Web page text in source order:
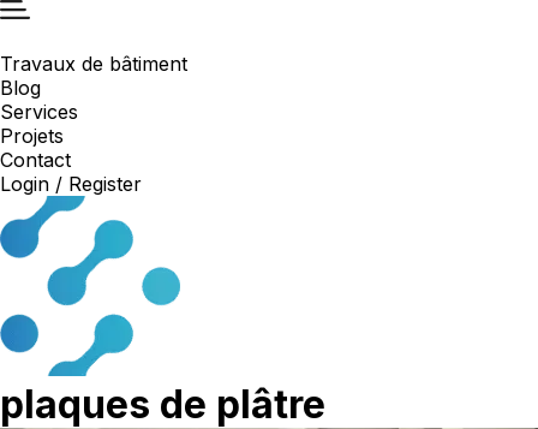
Travaux de bâtiment
Blog
Services
Projets
Contact
Login / Register
plaques de plâtre